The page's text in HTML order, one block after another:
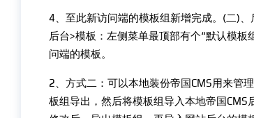
4、至此新访问端的模板组新增完成。(二)
后台>模板：左侧菜单最顶部有个“默认模
问端的模板。
2、方式二：可以本地装份帝国CMS用来管
板组导出，然后将模板组导入本地帝国